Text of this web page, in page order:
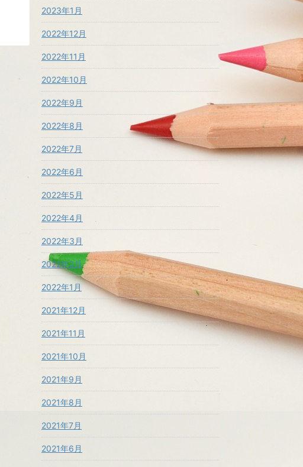
2023年1月
2022年12月
2022年11月
2022年10月
2022年9月
2022年8月
2022年7月
2022年6月
2022年5月
2022年4月
2022年3月
2022年2月
2022年1月
2021年12月
2021年11月
2021年10月
2021年9月
2021年8月
2021年7月
2021年6月